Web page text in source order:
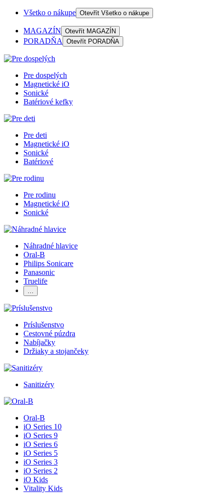
Všetko o nákupe Otevřít Všetko o nákupe
MAGAZÍN Otevřít MAGAZÍN
PORADŇA Otevřít PORADŇA
Pre dospelých
Magnetické iO
Sonické
Batériové kefky
Pre deti
Magnetické iO
Sonické
Batériové
Pre rodinu
Magnetické iO
Sonické
Náhradné hlavice
Oral-B
Philips Sonicare
Panasonic
Truelife
…
Príslušenstvo
Cestovné púzdra
Nabíjačky
Držiaky a stojančeky
Sanitizéry
Oral-B
iO Series 10
iO Series 9
iO Series 6
iO Series 5
iO Series 3
iO Series 2
iO Kids
Vitality Kids